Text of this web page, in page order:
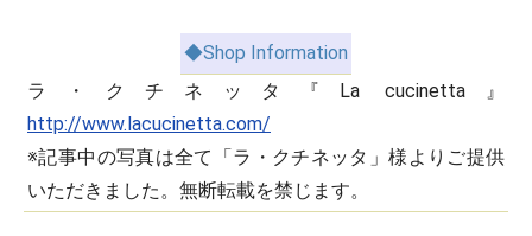
◆Shop Information
ラ・クチネッタ『La cucinetta』
http://www.lacucinetta.com/
※記事中の写真は全て「ラ・クチネッタ」様よりご提供
いただきました。無断転載を禁じます。